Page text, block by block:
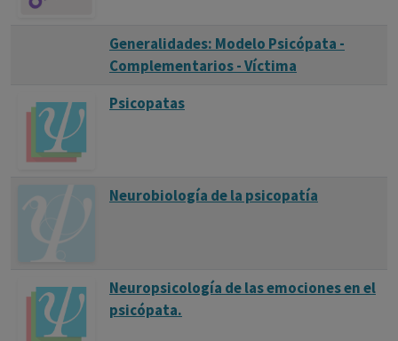
Generalidades: Modelo Psicópata -
Complementarios - Víctima
Psicopatas
Neurobiología de la psicopatía
Neuropsicología de las emociones en el
psicópata.